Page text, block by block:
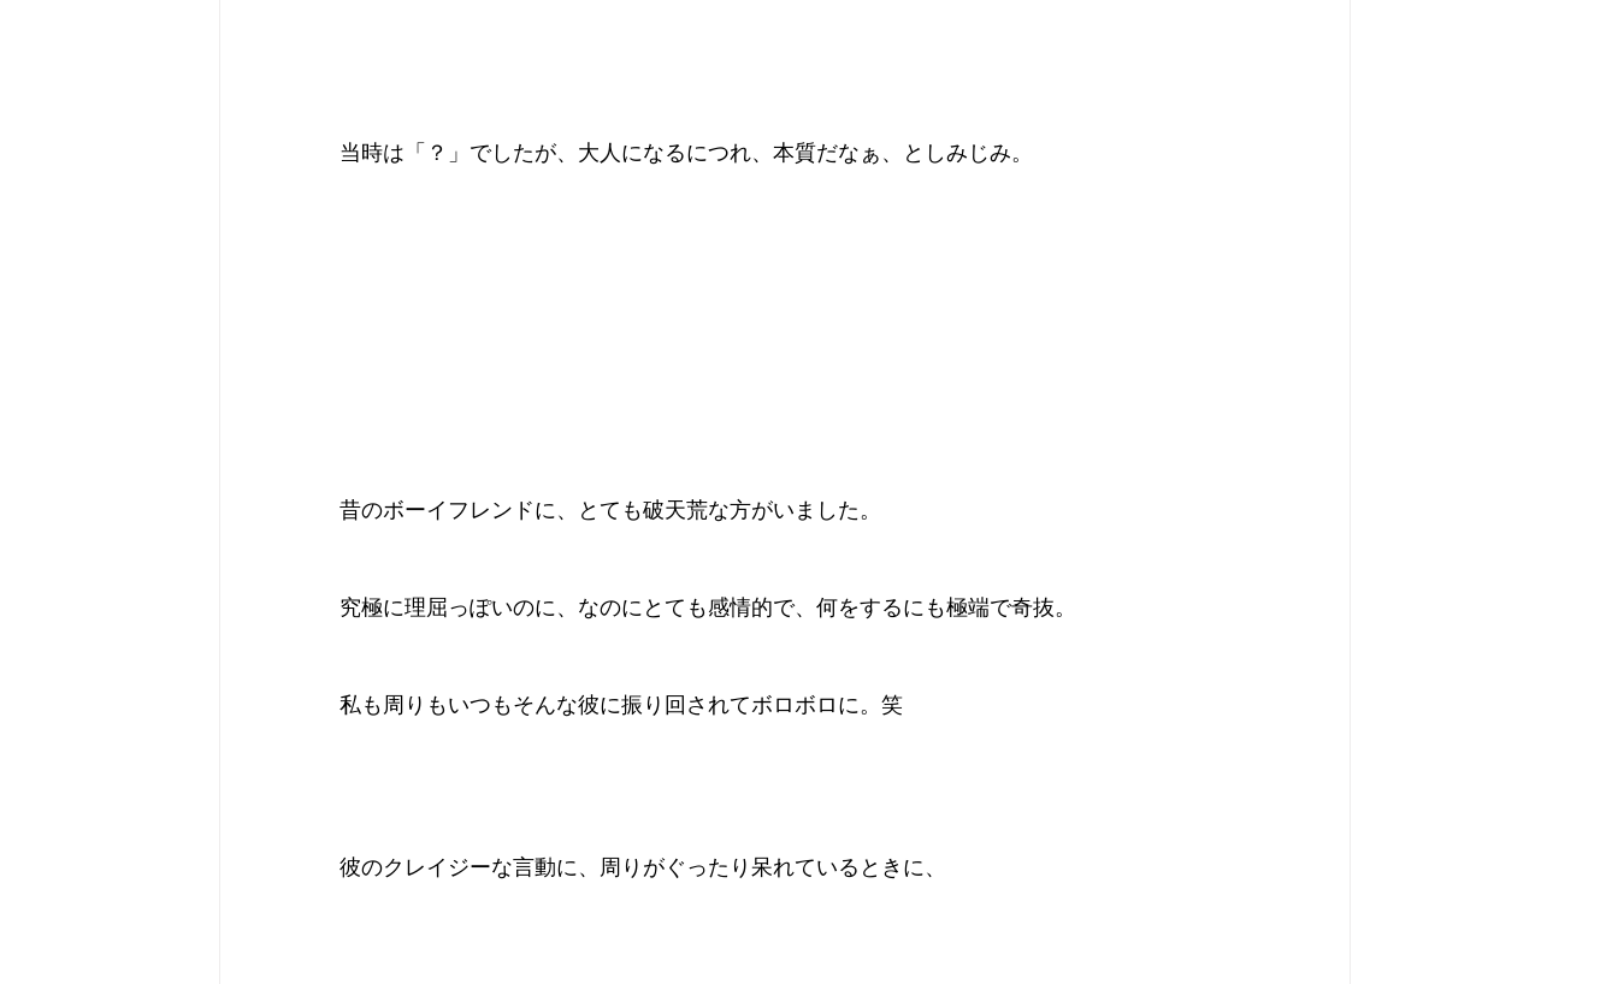
当時は「？」でしたが、大人になるにつれ、本質だなぁ、としみじみ。
昔のボーイフレンドに、とても破天荒な方がいました。
究極に理屈っぽいのに、なのにとても感情的で、何をするにも極端で奇抜。
私も周りもいつもそんな彼に振り回されてボロボロに。笑
彼のクレイジーな言動に、周りがぐったり呆れているときに、